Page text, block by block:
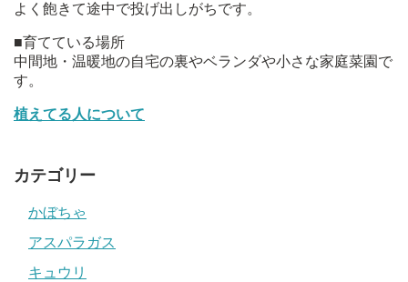
よく飽きて途中で投げ出しがちです。
■育てている場所
中間地・温暖地の自宅の裏やベランダや小さな家庭菜園で
す。
植えてる人について
カテゴリー
かぼちゃ
アスパラガス
キュウリ